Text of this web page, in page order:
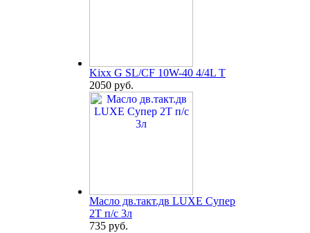
Kixx G SL/CF 10W-40 4/4L T
2050 руб.
Масло дв.такт.дв LUXE Супер
2Т п/с 3л
735 руб.